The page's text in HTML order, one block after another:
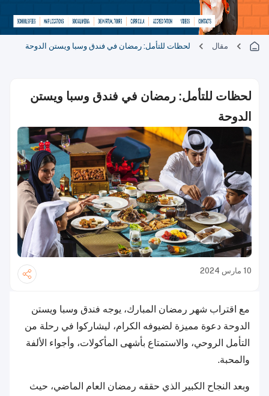
مقال لحظات للتأمل: رمضان في فندق وسبا ويستن الدوحة
لحظات للتأمل: رمضان في فندق وسبا ويستن
الدوحة
10 مارس 2024
مع اقتراب شهر رمضان المبارك، يوجه فندق وسبا ويستن
الدوحة دعوة مميزة لضيوفه الكرام، ليشاركوا في رحلة من
التأمل الروحي، والاستمتاع بأشهى المأكولات، وأجواء الألفة
والمحبة.
وبعد النجاح الكبير الذي حققه رمضان العام الماضي، حيث